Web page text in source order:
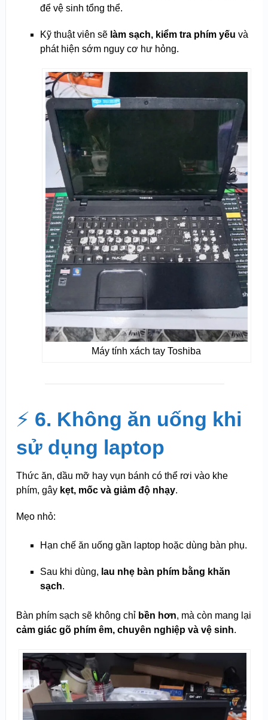
để vệ sinh tổng thể.
Kỹ thuật viên sẽ làm sạch, kiểm tra phím yếu và
phát hiện sớm nguy cơ hư hỏng.
Máy tính xách tay Toshiba
⚡ 6. Không ăn uống khi
sử dụng laptop
Thức ăn, dầu mỡ hay vụn bánh có thể rơi vào khe
phím, gây kẹt, mốc và giảm độ nhạy.
Mẹo nhỏ:
Hạn chế ăn uống gần laptop hoặc dùng bàn phụ.
Sau khi dùng, lau nhẹ bàn phím bằng khăn
sạch.
Bàn phím sạch sẽ không chỉ bền hơn, mà còn mang lại
cảm giác gõ phím êm, chuyên nghiệp và vệ sinh.